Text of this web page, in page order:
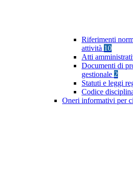
Riferimenti
attività 10
Atti
Documenti di
gestionale 2
Statuti e leggi
Codice
Oneri informativi per